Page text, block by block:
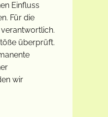
Einfluss
Für die
überprüft.
wir